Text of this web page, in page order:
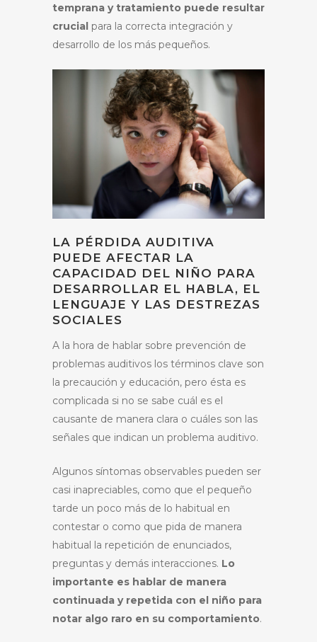
temprana y tratamiento puede resultar
crucial para la correcta integración y
desarrollo de los más pequeños.
LA PÉRDIDA AUDITIVA
PUEDE AFECTAR LA
CAPACIDAD DEL NIÑO PARA
DESARROLLAR EL HABLA, EL
LENGUAJE Y LAS DESTREZAS
SOCIALES
A la hora de hablar sobre prevención de
problemas auditivos los términos clave son
la precaución y educación, pero ésta es
complicada si no se sabe cuál es el
causante de manera clara o cuáles son las
señales que indican un problema auditivo.
Algunos síntomas observables pueden ser
casi inapreciables, como que el pequeño
tarde un poco más de lo habitual en
contestar o como que pida de manera
habitual la repetición de enunciados,
preguntas y demás interacciones. Lo
importante es hablar de manera
continuada y repetida con el niño para
notar algo raro en su comportamiento.